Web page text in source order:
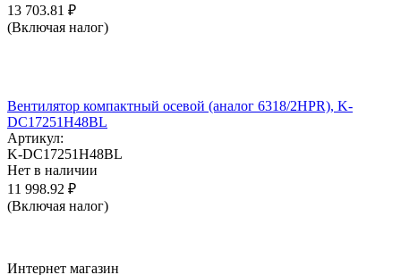
13 703.81 ₽
(Включая налог)
Вентилятор компактный осевой (аналог 6318/2HPR), K-
DC17251H48BL
Артикул:
K-DC17251H48BL
Нет в наличии
11 998.92 ₽
(Включая налог)
Интернет магазин